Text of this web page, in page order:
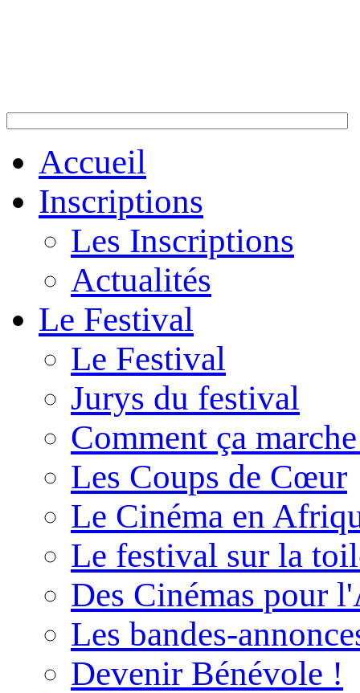
Accueil
Inscriptions
Les Inscriptions
Actualités
Le Festival
Le Festival
Jurys du festival
Comment ça
Les Coups de Cœur
Le Cinéma en
Le festival sur la
Des Cinémas pour
Les bandes-
Devenir Bénévole !